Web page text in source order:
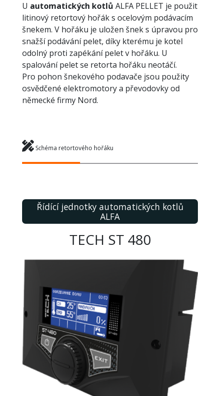
U automatických kotlů ALFA PELLET je použit
litinový retortový hořák s ocelovým podávacím
šnekem. V hořáku je uložen šnek s úpravou pro
snažší podávání pelet, díky kterému je kotel
odolný proti zapékání pelet v hořáku. U
spalování pelet se retorta hořáku neotáčí.
Pro pohon šnekového podavače jsou použity
osvědčené elektromotory a převodovky od
německé firmy Nord.
Schéma retortového hořáku
Řídící jednotky automatických kotlů
ALFA
TECH ST 480